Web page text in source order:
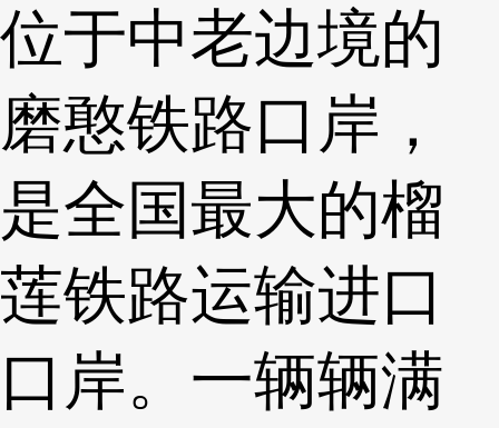
位于中老边境的
磨憨铁路口岸，
是全国最大的榴
莲铁路运输进口
口岸。一辆辆满